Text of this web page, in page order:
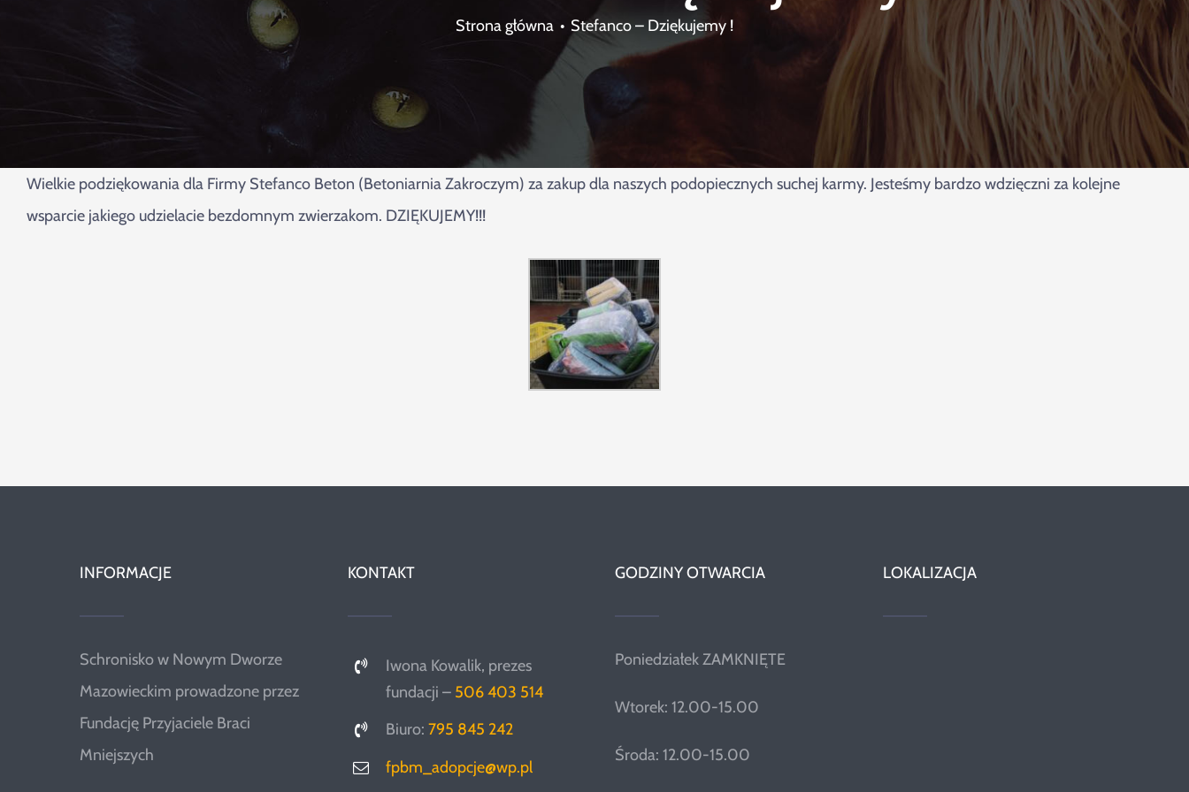
Strona główna Stefanco – Dziękujemy !
Wielkie podziękowania dla Firmy Stefanco Beton (Betoniarnia Zakroczym) za zakup dla naszych podopiecznych suchej karmy. Jesteśmy bardzo wdzięczni za kolejne
wsparcie jakiego udzielacie bezdomnym zwierzakom. DZIĘKUJEMY!!!
INFORMACJE
Schronisko w Nowym Dworze
Mazowieckim prowadzone przez
Fundację Przyjaciele Braci
Mniejszych
KONTAKT
Iwona Kowalik, prezes
fundacji – 506 403 514
Biuro: 795 845 242
fpbm_adopcje@wp.pl
GODZINY OTWARCIA
Poniedziałek ZAMKNIĘTE
Wtorek: 12.00-15.00
Środa: 12.00-15.00
LOKALIZACJA